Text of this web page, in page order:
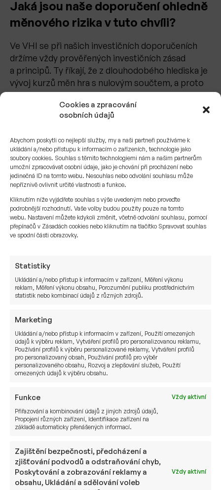
Cookies a zpracování
osobních údajů
Abychom poskytli co nejlepší služby, my a naši partneři používáme k
ukládání a/nebo přístupu k informacím o zařízeních, technologie jako
soubory cookies. Souhlas s těmito technologiemi nám a našim partnerům
umožní zpracovávat osobní údaje, jako je chování při procházení nebo
jedinečná ID na tomto webu. Nesouhlas nebo odvolání souhlasu může
nepříznivě ovlivnit určité vlastnosti a funkce.
Kliknutím níže vyjádřete souhlas s výše uvedeným nebo proveďte
podrobnější rozhodnutí. Vaše volby budou použity pouze na tomto
webu. Nastavení můžete kdykoli změnit, včetně odvolání souhlasu, pomocí
přepínačů v Zásadách cookies nebo kliknutím na tlačítko Spravovat souhlas
ve spodní části obrazovky.
Statistiky
Ukládání a/nebo přístup k informacím v zařízení, Měření výkonu
reklam, Měření výkonu obsahu, Porozumění publiku prostřednictvím
statistik nebo kombinací údajů z různých zdrojů.
Marketing
Ukládání a/nebo přístup k informacím v zařízení, Použití omezených
údajů k výběru reklam, Vytváření profilů pro personalizovanou reklamu,
Používání profilů k výběru personalizované reklamy, Vytváření profilů
pro personalizovaný obsah, Používání profilů pro výběr
personalizovaného obsahu, Rozvoj a zlepšování služeb, Použití
omezených údajů k výběru obsahu.
Funkce
Vždy aktivní
Přiřazování a kombinování údajů z jiných zdrojů údajů,
Propojení různých zařízení, Identifikace zařízení na
základě automaticky přenášených informací.
Zajištění bezpečnosti, předcházení a
zjišťování podvodů a odstraňování chyb,
Poskytování a zobrazování reklamy a
obsahu, Ukládání a sdělování voleb
Vždy aktivní
Jaká jsou naše doporučení ohledně
měnového rizika v tuto chvíli?
Ve VHI se při našich investičních doporučeních
držíme vždy prověřených investičních zásad
a principů. Ty říkají, že z dlouhodobého hlediska je
vývoj kurzů měn hra s nulovým součtem, a proto
se ukazuje, že pro dlouhodobé investory není
nutné měny zajišťovat
zajištěné fondy v portfoliích využívali. Ty důvody
jsou následující:
Snížení kolísavosti hodnoty portfolia. A to
zejména u portfolií s kratším investičním
horizontem nebo konzervativnější strategií.
V takových případech může měnové riziko
významně ovlivnit výsledek investice.
Překlenutí vyjímečného stavu v ekonomice,
intervencemi ČNB a pravděpodobnost jejího
posílení byla natolik vysoká, že jsme
doporučovali zajišťovat minimálně 50%
hodnoty všech portfolií, které jsme klientům
Zatímco důvod č. 1 stále přetrvává a bude
přetrvávat, důvod č. 2 pomalu opadá s tím, jak se
Česká koruna vrací ke své rovnovážné tržní
úrovni. V souvislosti s tím budeme postupně od
portfolií ustupovat. S tím souvisí i alokace do
korunových státních dluhopisů, které jsme
klientům v omezené míře do portfolií stále
doporučovali, protože využití jiných alespoň
zatíženo právě vysokým měnových rizikem
a neexistovali fondy, které by tyto třídy investic
zajišťovali. Základní rozložení (strategickou